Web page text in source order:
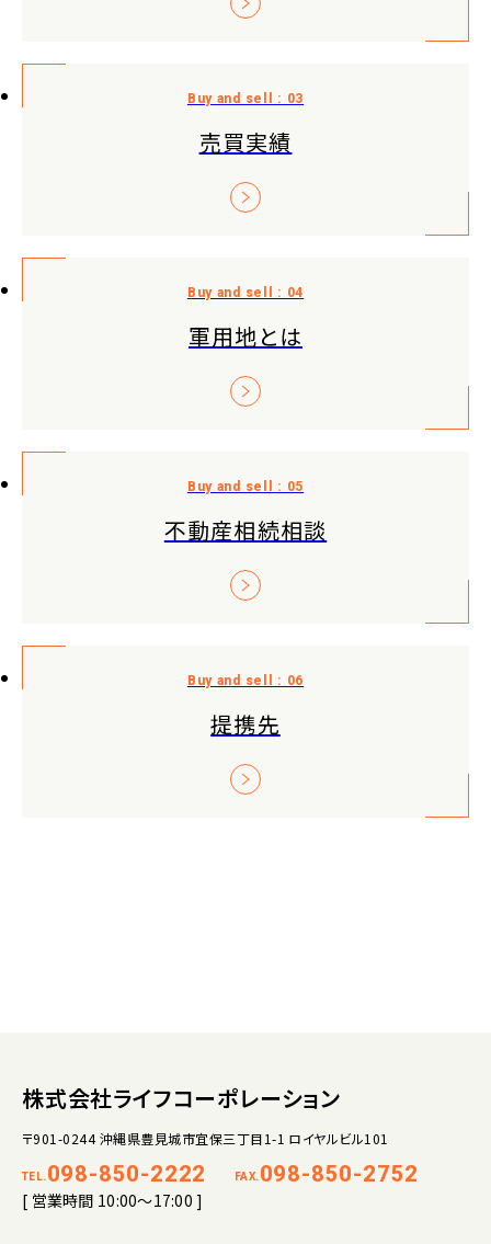
売買実績
軍用地とは
不動産相続相談
提携先
株式会社ライフコーポレーション
〒901-0244 沖縄県豊見城市宜保三丁目1-1 ロイヤルビル101
TEL. 098-850-2222 FAX. 098-850-2752
[ 営業時間 10:00～17:00 ]